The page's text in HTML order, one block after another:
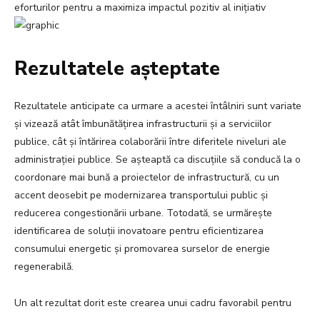
eforturilor pentru a maximiza impactul pozitiv al inițiativ
Rezultatele așteptate
Rezultatele anticipate ca urmare a acestei întâlniri sunt variate
și vizează atât îmbunătățirea infrastructurii și a serviciilor
publice, cât și întărirea colaborării între diferitele niveluri ale
administrației publice. Se așteaptă ca discuțiile să conducă la o
coordonare mai bună a proiectelor de infrastructură, cu un
accent deosebit pe modernizarea transportului public și
reducerea congestionării urbane. Totodată, se urmărește
identificarea de soluții inovatoare pentru eficientizarea
consumului energetic și promovarea surselor de energie
regenerabilă.
Un alt rezultat dorit este crearea unui cadru favorabil pentru